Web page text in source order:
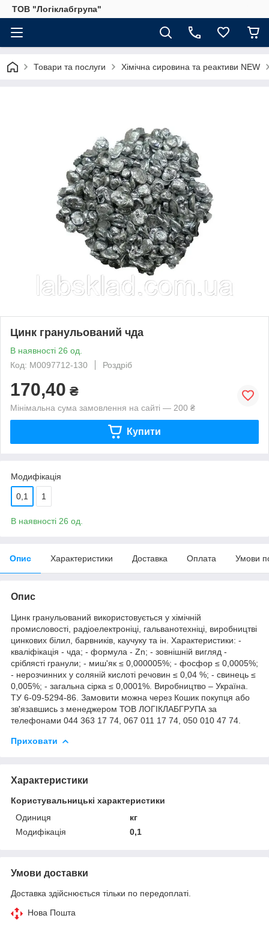
ТОВ "Логіклабгрупа"
Товари та послуги Хімічна сировина та реактиви NEW
Цинк гранульований чда
В наявності 26 од.
Код: М0097712-130
Роздріб
170,40 ₴
Мінімальна сума замовлення на сайті — 200 ₴
Купити
Модифікація
0,1 1
В наявності 26 од.
Опис Характеристики Доставка Оплата Умови
Опис
Цинк гранульований використовується у хімічній
промисловості, радіоелектроніці, гальванотехніці, виробництві
цинкових білил, барвників, каучуку та ін. Характеристики: -
кваліфікація - чда; - формула - Zn; - зовнішній вигляд -
сріблясті гранули; - миш'як ≤ 0,000005%; - фосфор ≤ 0,0005%;
- нерозчинних у соляній кислоті речовин ≤ 0,04 %; - свинець ≤
0,005%; - загальна сірка ≤ 0,0001%. Виробництво – Україна.
ТУ 6-09-5294-86. Замовити можна через Кошик покупця або
зв'язавшись з менеджером ТОВ ЛОГІКЛАБГРУПА за
телефонами 044 363 17 74, 067 011 17 74, 050 010 47 74.
Приховати
Характеристики
Користувальницькі характеристики
Одиниця
кг
Модифікація
0,1
Умови доставки
Доставка здійснюється тільки по передоплаті.
Нова Пошта